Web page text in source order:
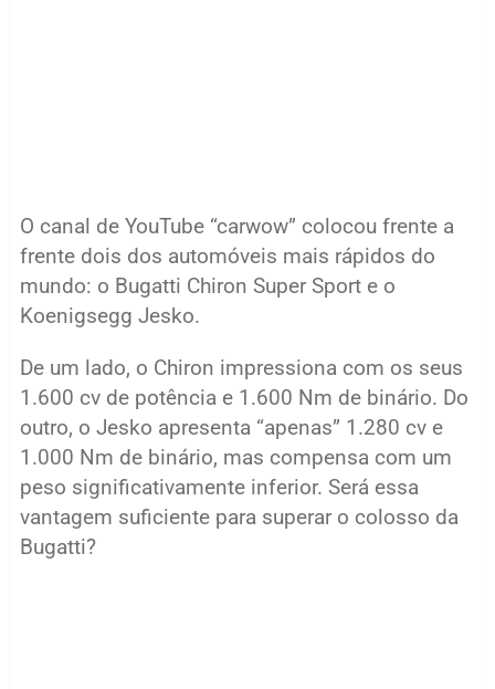
O canal de YouTube “carwow” colocou frente a
frente dois dos automóveis mais rápidos do
mundo: o Bugatti Chiron Super Sport e o
Koenigsegg Jesko.
De um lado, o Chiron impressiona com os seus
1.600 cv de potência e 1.600 Nm de binário. Do
outro, o Jesko apresenta “apenas” 1.280 cv e
1.000 Nm de binário, mas compensa com um
peso significativamente inferior. Será essa
vantagem suficiente para superar o colosso da
Bugatti?